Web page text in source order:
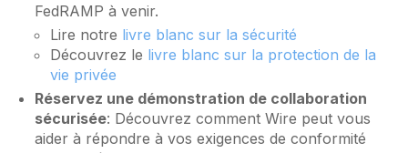
FedRAMP à venir.
Lire notre livre blanc sur la sécurité
Découvrez le livre blanc sur la protection de la
vie privée
Réservez une démonstration de collaboration
sécurisée: Découvrez comment Wire peut vous
aider à répondre à vos exigences de conformité